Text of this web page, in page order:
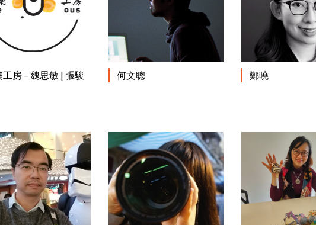
閱讀更多
工房 – 魏思敏 | 張駿 何文聰 鄭曉